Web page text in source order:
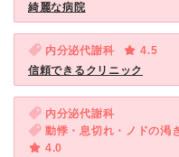
綺麗な病院
内分泌代謝科
4.5
信頼できるクリニック
内分泌代謝科
動悸・息切れ・ノドの渇
4.0